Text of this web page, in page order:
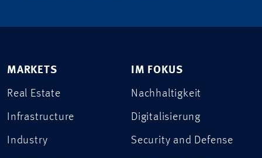
MARKETS
Real Estate
Infrastructure
Industry
IM FOKUS
Nachhaltigkeit
Digitalisierung
Security and Defense